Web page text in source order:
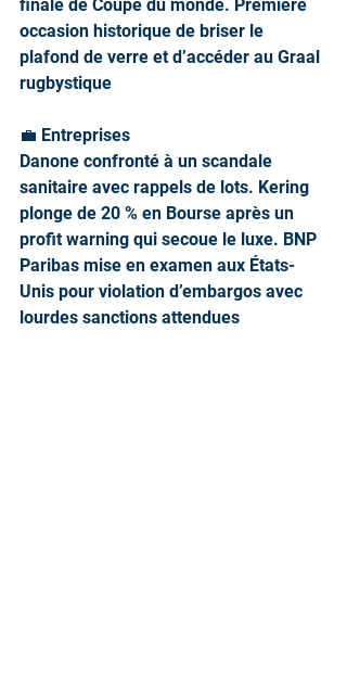
finale de Coupe du monde. Première
occasion historique de briser le
plafond de verre et d’accéder au Graal
rugbystique
💼 Entreprises
Danone confronté à un scandale
sanitaire avec rappels de lots. Kering
plonge de 20 % en Bourse après un
profit warning qui secoue le luxe. BNP
Paribas mise en examen aux États-
Unis pour violation d’embargos avec
lourdes sanctions attendues